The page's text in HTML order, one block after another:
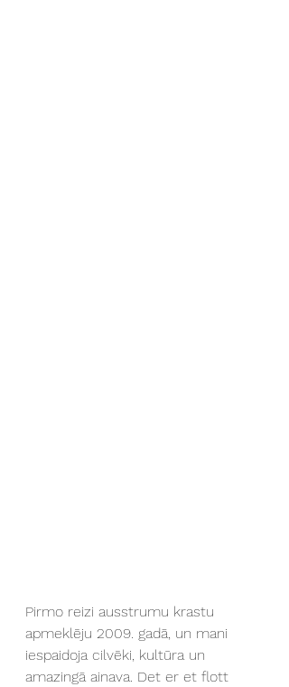
Pirmo reizi ausstrumu krastu
apmeklēju 2009. gadā, un mani
iespaidoja cilvēki, kultūra un
amazingā ainava. Det er et flott